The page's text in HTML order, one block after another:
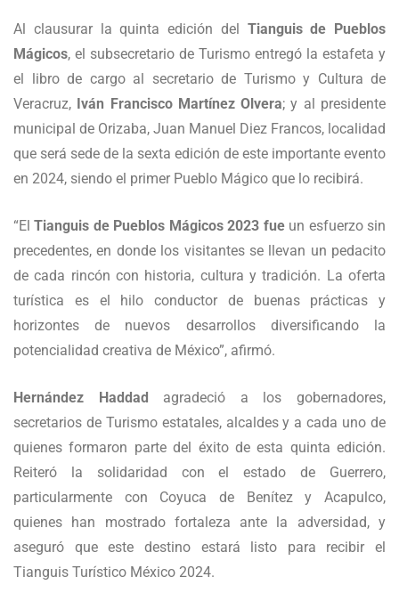
Al clausurar la quinta edición del Tianguis de Pueblos
Mágicos, el subsecretario de Turismo entregó la estafeta y
el libro de cargo al secretario de Turismo y Cultura de
Veracruz, Iván Francisco Martínez Olvera; y al presidente
municipal de Orizaba, Juan Manuel Diez Francos, localidad
que será sede de la sexta edición de este importante evento
en 2024, siendo el primer Pueblo Mágico que lo recibirá.
“ElTianguis de Pueblos Mágicos 2023 fueun esfuerzo sin
precedentes, en donde los visitantes se llevan un pedacito
de cada rincón con historia, cultura y tradición. La oferta
turística es el hilo conductor de buenas prácticas y
horizontes de nuevos desarrollos diversificando la
potencialidad creativa de México”, afirmó.
Hernández Haddad agradeció a los gobernadores,
secretarios de Turismo estatales, alcaldes y a cada uno de
quienes formaron parte del éxito de esta quinta edición.
Reiteró la solidaridad con el estado de Guerrero,
particularmente con Coyuca de Benítez y Acapulco,
quienes han mostrado fortaleza ante la adversidad, y
aseguró que este destino estará listo para recibir el
Tianguis Turístico México 2024.